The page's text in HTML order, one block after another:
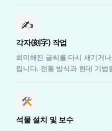
✍️
각자(刻字) 작업
희미해진 글씨를 다시 새기거
립니다. 전통 방식과 현대 기법
석물 설치 및 보수